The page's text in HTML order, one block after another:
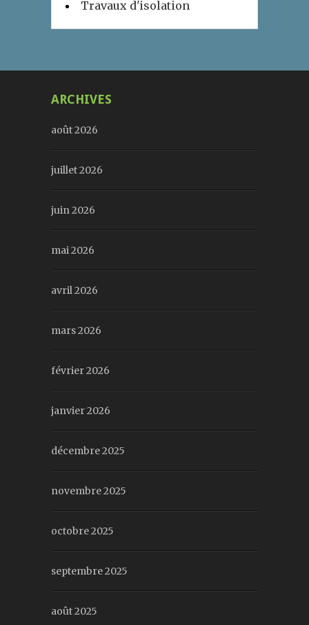
Travaux d'isolation
ARCHIVES
août 2026
juillet 2026
juin 2026
mai 2026
avril 2026
mars 2026
février 2026
janvier 2026
décembre 2025
novembre 2025
octobre 2025
septembre 2025
août 2025